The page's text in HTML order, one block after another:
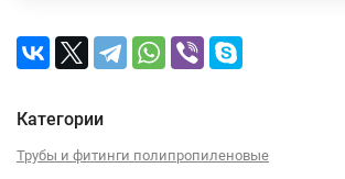
Категории
Трубы и фитинги полипропиленовые